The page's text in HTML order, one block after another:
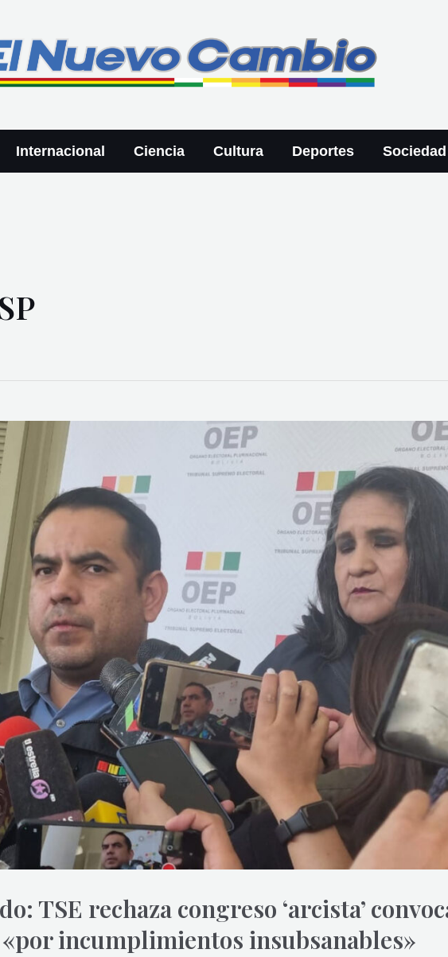
Internacional Ciencia Cultura Deportes Sociedad
TSE rechaza congreso ‘arcista’
incumplimientos insubsanables»